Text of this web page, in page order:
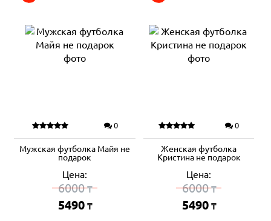
0
Мужская футболка Майя не
подарок
Цена:
6000₸
5490 ₸
0
Женская футболка
Кристина не подарок
Цена:
6000₸
5490 ₸